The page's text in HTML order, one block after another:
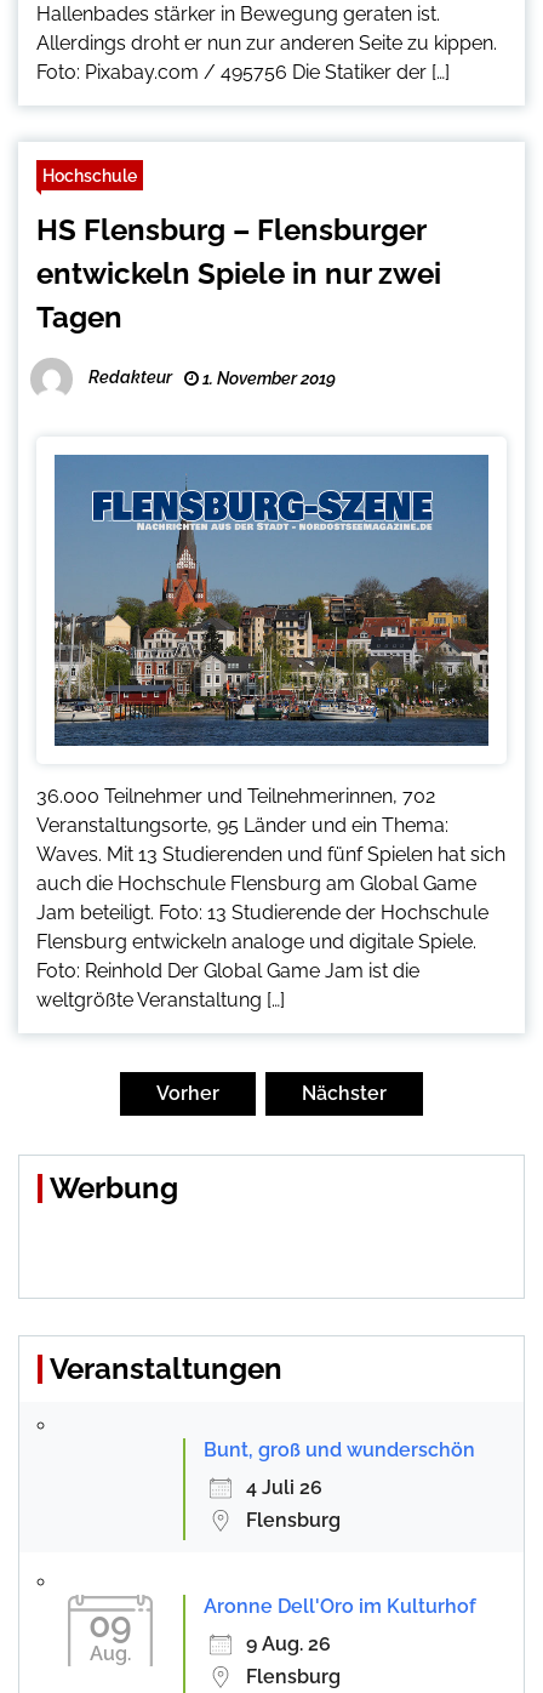
Hallenbades stärker in Bewegung geraten ist.
Allerdings droht er nun zur anderen Seite zu kippen.
Foto: Pixabay.com / 495756 Die Statiker der […]
Hochschule
HS Flensburg – Flensburger
entwickeln Spiele in nur zwei
Tagen
Redakteur 1. November 2019
36.000 Teilnehmer und Teilnehmerinnen, 702
Veranstaltungsorte, 95 Länder und ein Thema:
Waves. Mit 13 Studierenden und fünf Spielen hat sich
auch die Hochschule Flensburg am Global Game
Jam beteiligt. Foto: 13 Studierende der Hochschule
Flensburg entwickeln analoge und digitale Spiele.
Foto: Reinhold Der Global Game Jam ist die
weltgrößte Veranstaltung […]
Vorher Nächster
Werbung
Veranstaltungen
Bunt, groß und wunderschön
4 Juli 26
Flensburg
09
Aug.
Aronne Dell'Oro im Kulturhof
9 Aug. 26
Flensburg